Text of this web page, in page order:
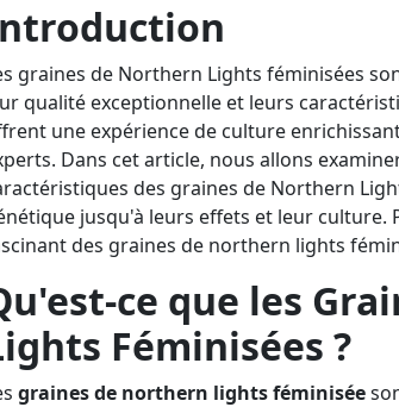
graines de Northern Lights féminisées
qualité exceptionnelle et leurs
une expérience de culture
Dans cet article, nous allons
des graines de Northern
jusqu'à leurs effets et leur culture.
des graines de northern lights
ce que les
Féminisées ?
graines de northern lights féminisée